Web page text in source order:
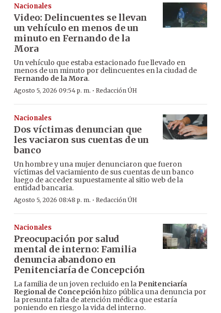
Nacionales
Video: Delincuentes se llevan
un vehículo en menos de un
minuto en Fernando de la
Mora
Un vehículo que estaba estacionado fue llevado en
menos de un minuto por delincuentes en la ciudad de
Fernando de la Mora.
Agosto 5, 2026 09:54 p. m. · Redacción ÚH
Nacionales
Dos víctimas denuncian que
les vaciaron sus cuentas de un
banco
Un hombre y una mujer denunciaron que fueron
víctimas del vaciamiento de sus cuentas de un banco
luego de acceder supuestamente al sitio web de la
entidad bancaria.
Agosto 5, 2026 08:48 p. m. · Redacción ÚH
Nacionales
Preocupación por salud
mental de interno: Familia
denuncia abandono en
Penitenciaría de Concepción
La familia de un joven recluido en la Penitenciaría
Regional de Concepciónhizo pública una denuncia por
la presunta falta de atención médica que estaría
poniendo en riesgo la vida del interno.